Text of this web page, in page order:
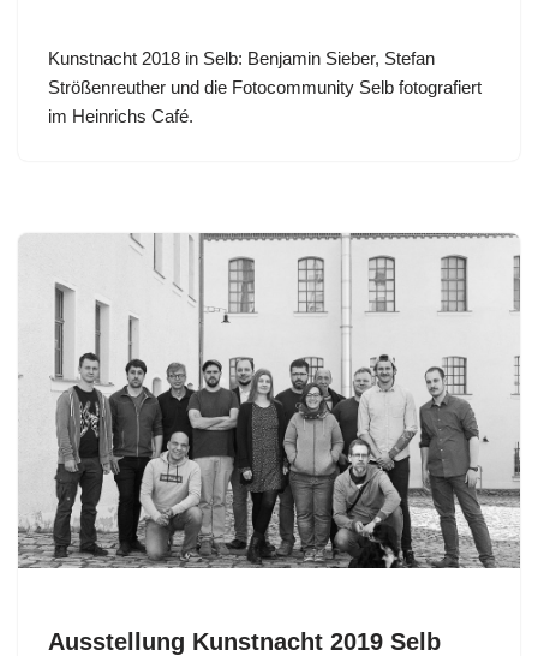
Kunstnacht 2018 in Selb: Benjamin Sieber, Stefan
Strößenreuther und die Fotocommunity Selb fotografiert
im Heinrichs Café.
Ausstellung Kunstnacht 2019 Selb